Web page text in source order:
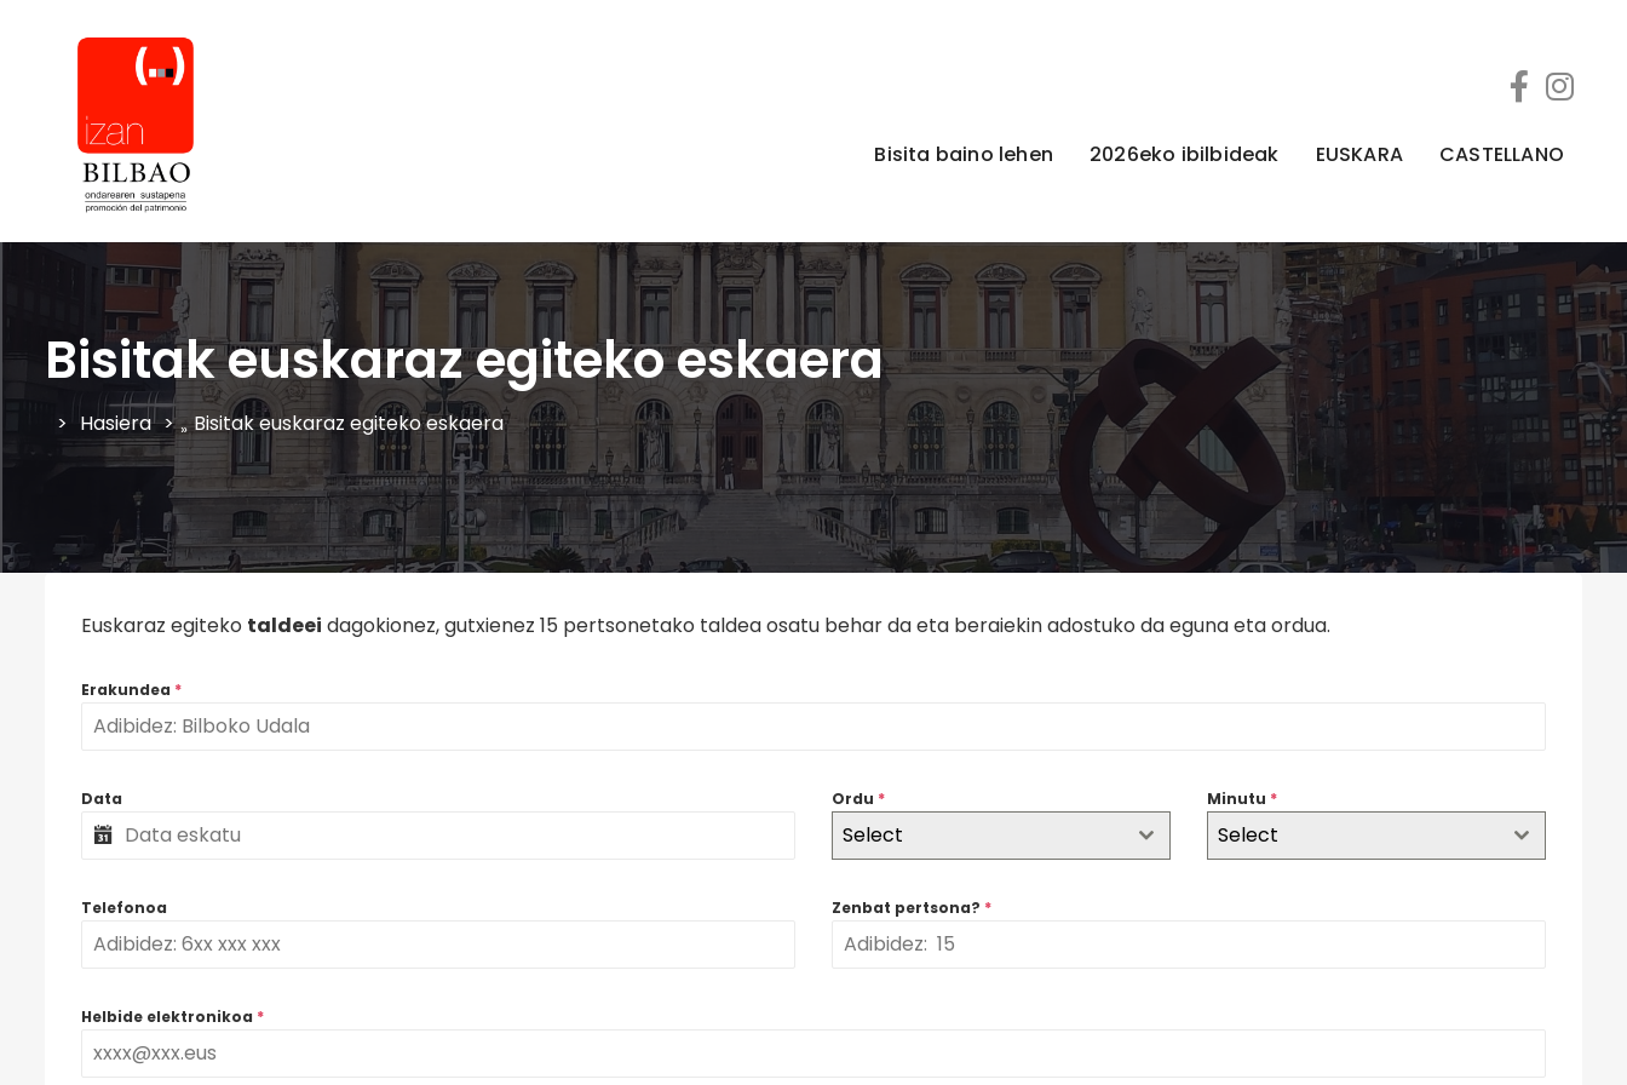
Bisita baino lehen 2026eko ibilbideak EUSKARA CASTELLANO
Bisitak euskaraz egiteko eskaera
Hasiera » Bisitak euskaraz egiteko eskaera
Euskaraz egiteko taldeei dagokionez, gutxienez 15 pertsonetako taldea osatu behar da eta beraiekin adostuko da eguna eta ordua.
Erakundea *
Data Ordu *
Select
Minutu *
Select
Telefonoa Zenbat pertsona? *
Helbide elektronikoa *